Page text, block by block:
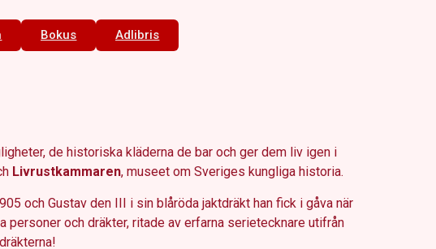
Bokus Adlibris
de historiska kläderna de bar och ger dem liv igen i
Livrustkammaren, museet om Sveriges kungliga historia.
och Gustav den III i sin blåröda jaktdräkt han fick i gåva när
och dräkter, ritade av erfarna serietecknare utifrån